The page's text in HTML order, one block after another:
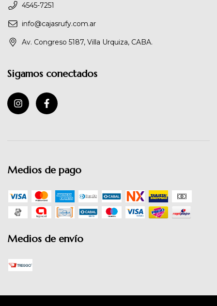
4545-7251
info@cajasrufy.com.ar
Av. Congreso 5187, Villa Urquiza, CABA.
Sigamos conectados
Medios de pago
Medios de envío